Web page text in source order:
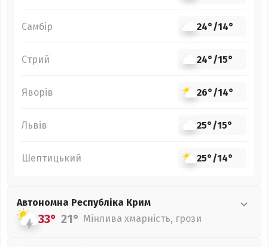
Самбір 24°/14°
Стрий 24°/15°
Яворів 26°/14°
Львів 25°/15°
Шептицький 25°/14°
Автономна Республіка Крим
33° 21° Мінлива хмарність, грози